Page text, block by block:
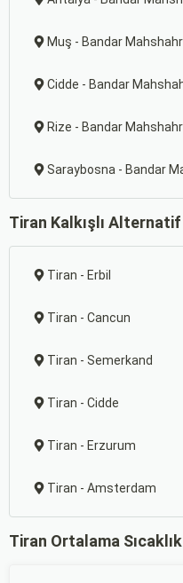
Muş - Bandar Mahshahr
Cidde - Bandar
Rize - Bandar Mahshahr
Saraybosna - Bandar
Tiran Kalkışlı
Tiran - Erbil
Tiran - Cancun
Tiran - Semerkand
Tiran - Cidde
Tiran - Erzurum
Tiran - Amsterdam
Tiran Ortalama Sıcaklık